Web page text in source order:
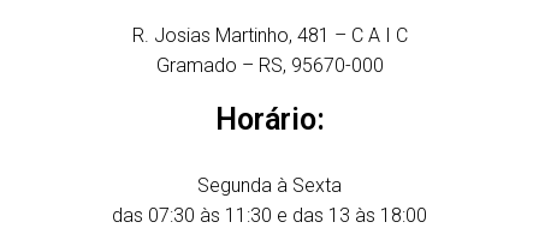
R. Josias Martinho, 481 – C A I C
Gramado – RS, 95670-000
Horário:
Segunda à Sexta
das 07:30 às 11:30 e das 13 às 18:00